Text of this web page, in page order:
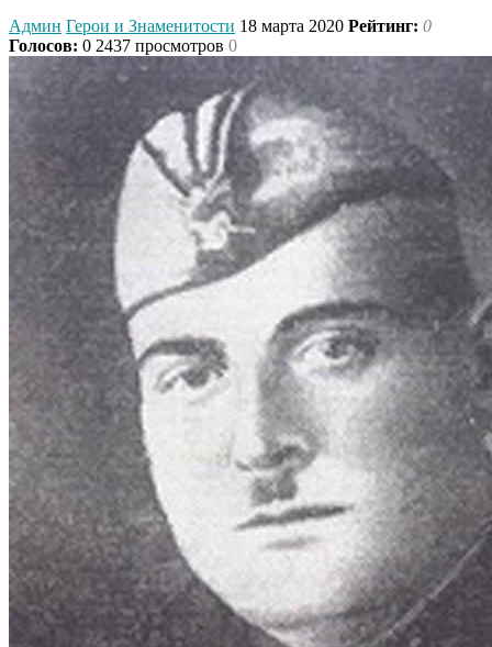
Админ Герои и Знаменитости 18 марта 2020 Рейтинг: 0
Голосов: 0 2437 просмотров 0